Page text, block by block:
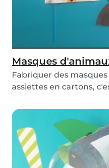
Masques
Fabriquer des
assiettes en cartons,